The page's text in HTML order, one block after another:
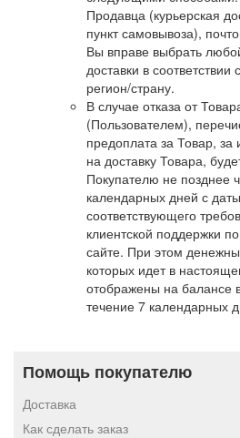
Продавца (курьерская
пункт самовывоза),
Вы вправе выбрать
доставки в
регион/страну.
В случае отказа от
(Пользователем),
предоплата за Товар,
на доставку Товара,
Покупателю не позднее
календарных дней с
соответствующего
клиентской поддержки
сайте. При этом
которых идет в
отображены на балансе
течение 7 календарных
Помощь покупателю
Доставка
Как сделать заказ